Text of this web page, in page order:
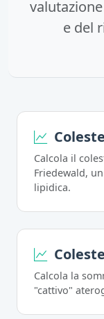
e del
Calcola il
Friedewald,
lipidica.
Calcola la
"cattivo"